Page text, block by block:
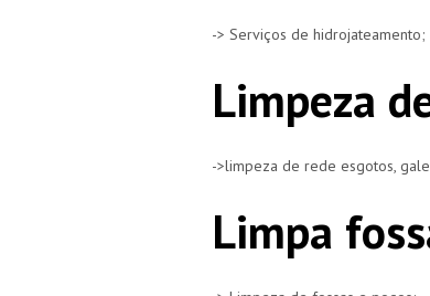
-> Serviços de hidrojateamento;
Limpeza
->limpeza de rede esgotos,
Limpa